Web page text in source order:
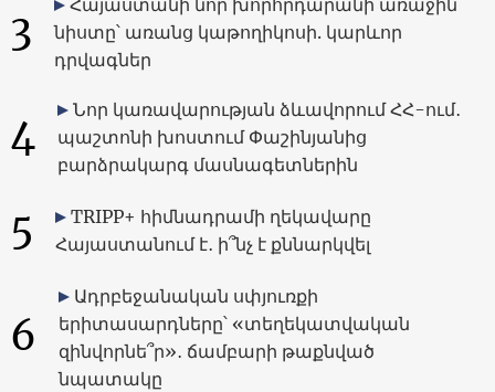
3
նիստը՝ առանց կաթողիկոսի. կարևոր
դրվագներ
4
Նոր կառավարության ձևավորում ՀՀ-ում․
պաշտոնի խոստում Փաշինյանից
բարձրակարգ մասնագետներին
5
TRIPP+ հիմնադրամի ղեկավարը
Հայաստանում է․ ի՞նչ է քննարկվել
6
Ադրբեջանական սփյուռքի
երիտասարդները՝ «տեղեկատվական
զինվորնե՞ր»․ ճամբարի թաքնված
նպատակը